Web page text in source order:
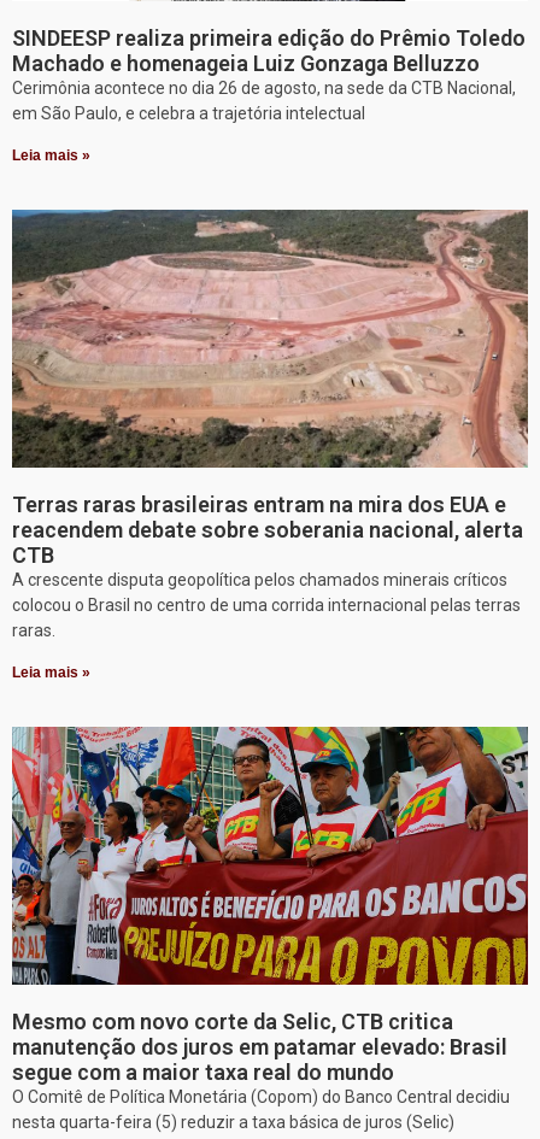
SINDEESP realiza primeira edição do Prêmio Toledo
Machado e homenageia Luiz Gonzaga Belluzzo
Cerimônia acontece no dia 26 de agosto, na sede da CTB Nacional,
em São Paulo, e celebra a trajetória intelectual
Leia mais »
Terras raras brasileiras entram na mira dos EUA e
reacendem debate sobre soberania nacional, alerta
CTB
A crescente disputa geopolítica pelos chamados minerais críticos
colocou o Brasil no centro de uma corrida internacional pelas terras
raras.
Leia mais »
Mesmo com novo corte da Selic, CTB critica
manutenção dos juros em patamar elevado: Brasil
segue com a maior taxa real do mundo
O Comitê de Política Monetária (Copom) do Banco Central decidiu
nesta quarta-feira (5) reduzir a taxa básica de juros (Selic)